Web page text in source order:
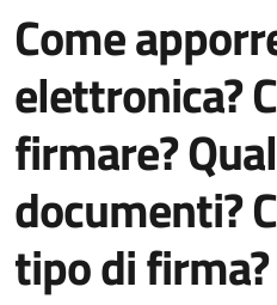
Come
elettronica?
firmare?
documenti?
tipo di firma?